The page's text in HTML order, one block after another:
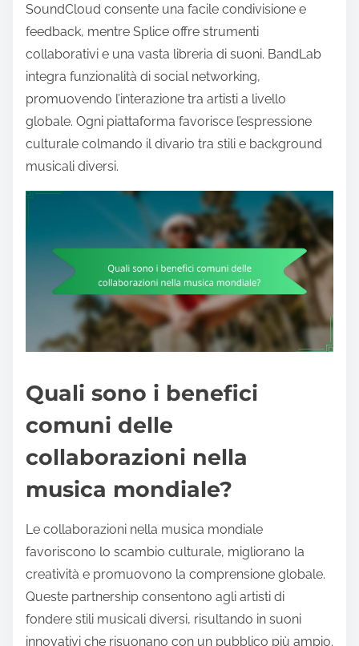
SoundCloud consente una facile condivisione e
feedback, mentre Splice offre strumenti
collaborativi e una vasta libreria di suoni. BandLab
integra funzionalità di social networking,
promuovendo l’interazione tra artisti a livello
globale. Ogni piattaforma favorisce l’espressione
culturale colmando il divario tra stili e background
musicali diversi.
Quali sono i benefici
comuni delle
collaborazioni nella
musica mondiale?
Le collaborazioni nella musica mondiale
favoriscono lo scambio culturale, migliorano la
creatività e promuovono la comprensione globale.
Queste partnership consentono agli artisti di
fondere stili musicali diversi, risultando in suoni
innovativi che risuonano con un pubblico più ampio.